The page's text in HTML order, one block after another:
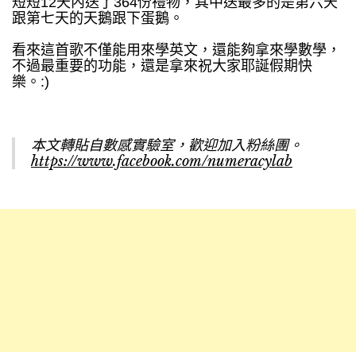
跟第七天的天鵝跟下蛋鵝。
看來這首歌不僅能用來學英文，還能夠拿來學數學，
不過最重要的功能，還是拿來祝大家耶誕假期快
樂。:)
本文轉貼自數感實驗室，歡迎加入粉絲團。
https://www.facebook.com/numeracylab